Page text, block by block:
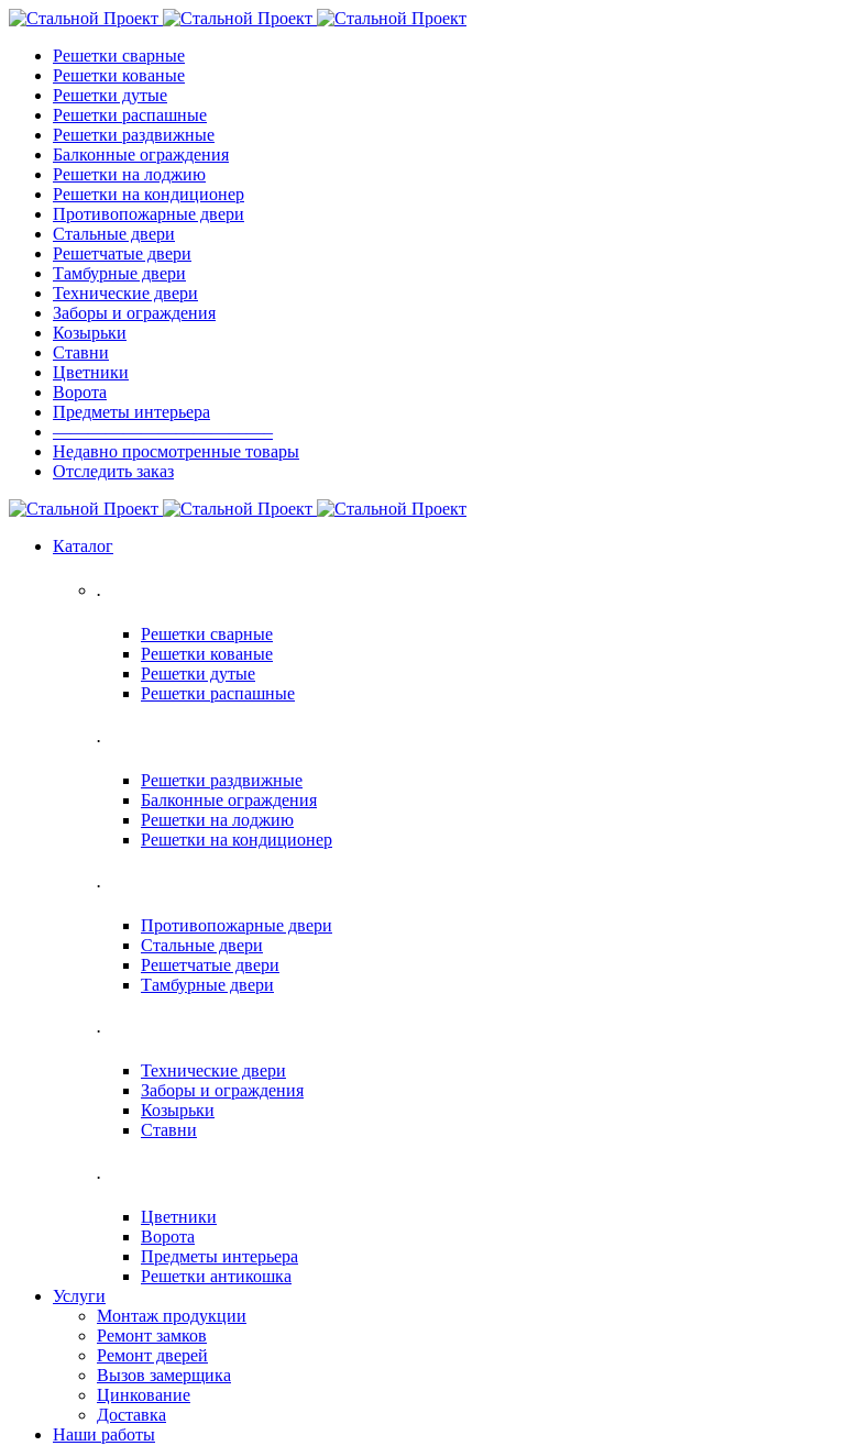
Решетки сварные
Решетки кованые
Решетки дутые
Решетки распашные
Решетки раздвижные
Балконные ограждения
Решетки на лоджию
Решетки на кондиционер
Противопожарные двери
Стальные двери
Решетчатые двери
Тамбурные двери
Технические двери
Заборы и ограждения
Козырьки
Ставни
Цветники
Ворота
Предметы интерьера
————————————–
Недавно просмотренные товары
Отследить заказ
Каталог
.
Решетки сварные
Решетки кованые
Решетки дутые
Решетки распашные
.
Решетки раздвижные
Балконные ограждения
Решетки на лоджию
Решетки на кондиционер
.
Противопожарные двери
Стальные двери
Решетчатые двери
Тамбурные двери
.
Технические двери
Заборы и ограждения
Козырьки
Ставни
.
Цветники
Ворота
Предметы интерьера
Решетки антикошка
Услуги
Монтаж продукции
Ремонт замков
Ремонт дверей
Вызов замерщика
Цинкование
Доставка
Наши работы